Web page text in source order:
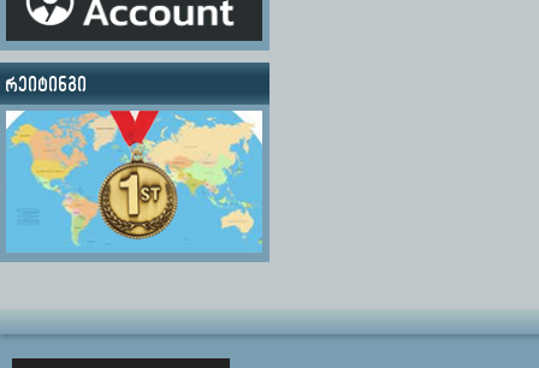
რეიტინგი